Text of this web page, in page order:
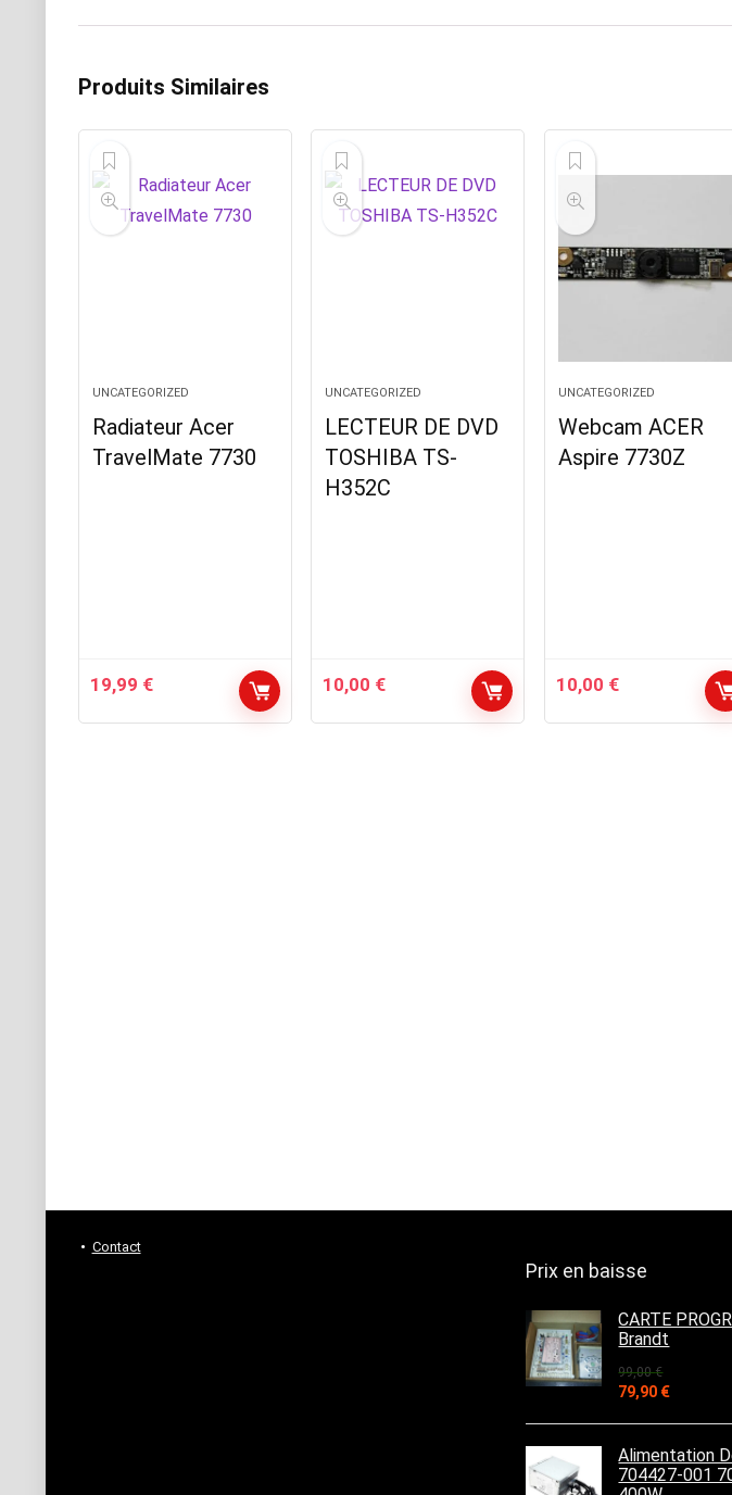
Produits Similaires
UNCATEGORIZED
Radiateur Acer
TravelMate 7730
19,99 €
UNCATEGORIZED
LECTEUR DE DVD
TOSHIBA TS-
H352C
10,00 €
UNCATEGORIZED
Webcam ACER
Aspire 7730Z
10,00 €
Contact
Prix en baisse
CARTE
Brandt
99,00€
Le
initial
était :
99,00 €.
79,90 €Le
actuel
est :
79,90 €.
Alimentation
704427-001